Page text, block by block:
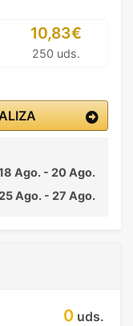
10,83€
250 uds.
Ago. - 20 Ago.
Ago. - 27 Ago.
0 uds.